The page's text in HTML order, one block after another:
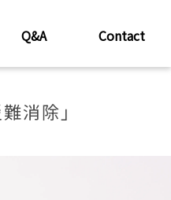
Q&A Contact
消除」